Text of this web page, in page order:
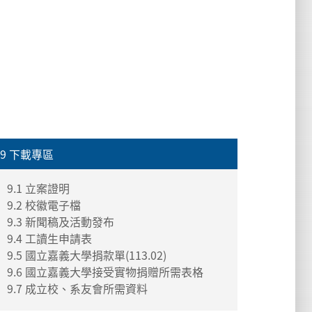
9 下載專區
9.1 立案證明
9.2 校徽電子檔
9.3 新聞稿及活動發布
9.4 工讀生申請表
9.5 國立嘉義大學捐款單(113.02)
9.6 國立嘉義大學接受實物捐贈所需表格
9.7 成立校、系友會所需資料